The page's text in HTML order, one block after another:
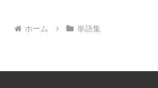
ホーム 単語集